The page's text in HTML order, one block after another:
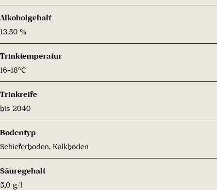
Alkoholgehalt
13.50 %
Trinktemperatur
16-18°C
Trinkreife
bis 2040
Bodentyp
Schieferboden, Kalkboden
Säuregehalt
5,0 g/l